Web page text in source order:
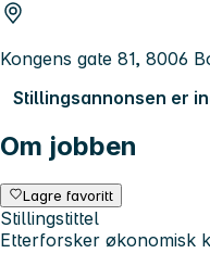
Kongens gate 81, 8006
Stillingsannonsen er
Om jobben
Lagre favoritt
Stillingstittel
Etterforsker økonomisk